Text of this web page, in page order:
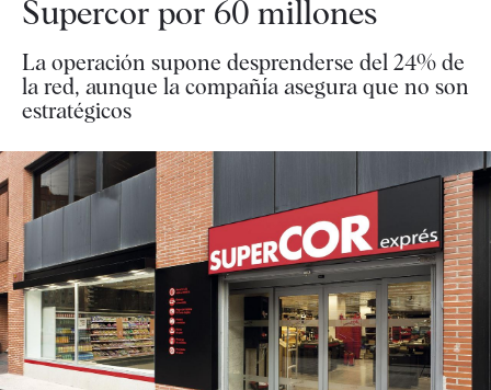
Supercor por 60 millones
La operación supone desprenderse del 24% de
la red, aunque la compañía asegura que no son
estratégicos